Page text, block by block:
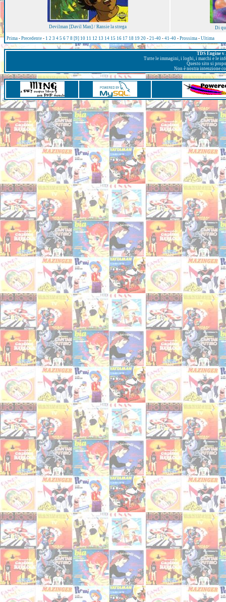
Devilman [Davil Man] / Ransie la strega Di
Prima - Precedente - 1 2 3 4 5 6 7 8 [9] 10 11 12 13 14 15 16 17 18 19 20 - 21-40 - 41-40 - Prossima - Ultima
TDS Engine
Tutte le immagini, i loghi, i marchi e le
Questo sito si
Non è nostra intenzione